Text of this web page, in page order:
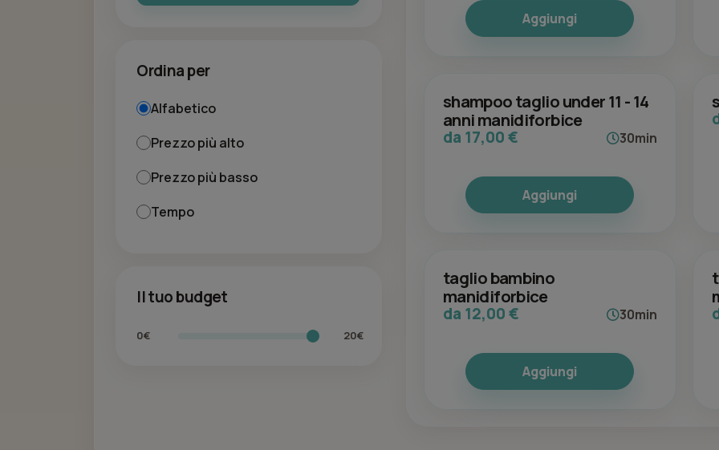
Ordina per
Alfabetico
Prezzo più alto
Prezzo più basso
Tempo
Il tuo budget
0€ 20€
Aggiungi
shampoo taglio under 11 - 14
anni manidiforbice
da 17,00 € 30min
Aggiungi
taglio bambino
manidiforbice
da 12,00 € 30min
Aggiungi